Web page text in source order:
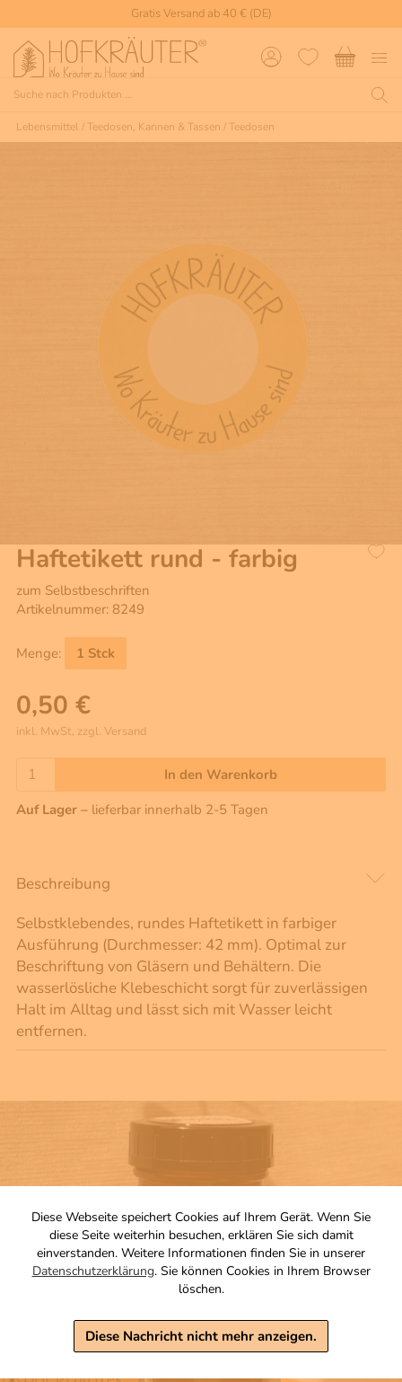
Diese Webseite speichert Cookies auf Ihrem Gerät. Wenn Sie
diese Seite weiterhin besuchen, erklären Sie sich damit
einverstanden. Weitere Informationen finden Sie in unserer
Datenschutzerklärung. Sie können Cookies in Ihrem Browser
löschen.
Diese Nachricht nicht mehr anzeigen.
Gratis Versand ab 40 € (DE)
Lebensmittel / Teedosen, Kannen & Tassen / Teedosen
Haftetikett rund - farbig
zum Selbstbeschriften
Artikelnummer: 8249
Menge: 1 Stck
0,50 €
inkl. MwSt, zzgl. Versand
In den Warenkorb
Auf Lager – lieferbar innerhalb 2-5 Tagen
Beschreibung
Selbstklebendes, rundes Haftetikett in farbiger
Ausführung (Durchmesser: 42 mm). Optimal zur
Beschriftung von Gläsern und Behältern. Die
wasserlösliche Klebeschicht sorgt für zuverlässigen
Halt im Alltag und lässt sich mit Wasser leicht
entfernen.